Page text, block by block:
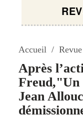
Accueil
Après
Freud,"Un
Jean